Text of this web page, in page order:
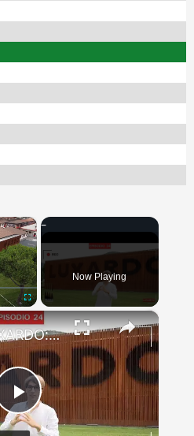
×
Fullscreen
Now Playing
×
Play
MUSEO LUXARDO: Un Viaggio nel Tempo e nel Gusto